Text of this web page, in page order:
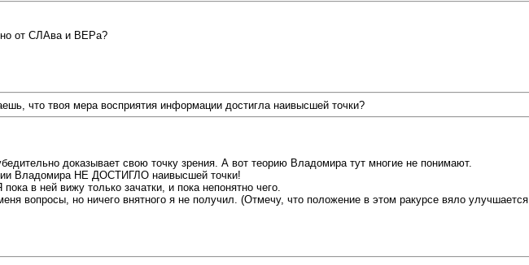
от СЛАва и ВЕРа?
что твоя мера восприятия информации достигла наивысшей точки?
доказывает свою точку зрения. А вот теорию Владомира тут многие не понимают.
Владомира НЕ ДОСТИГЛО наивысшей точки!
в ней вижу только зачатки, и пока непонятно чего.
вопросы, но ничего внятного я не получил. (Отмечу, что положение в этом ракурсе вяло